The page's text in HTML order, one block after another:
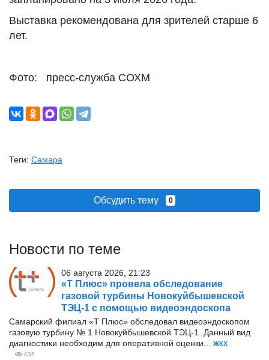
Выставка рекомендована для зрителей старше 6
лет.
Фото: пресс-служба СОХМ
Теги: Самара
Обсудить тему 0
Новости по теме
06 августа 2026, 21:23
«Т Плюс» провела обследование
газовой турбины Новокуйбышевской
ТЭЦ-1 с помощью видеоэндоскопа
Самарский филиал «Т Плюс» обследовал видеоэндоскопом
газовую турбину № 1 Новокуйбышевской ТЭЦ-1. Данный вид
диагностики необходим для оперативной оценки...
ЖКХ
636